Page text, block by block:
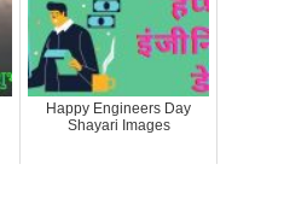
Happy Engineers Day
Shayari Images